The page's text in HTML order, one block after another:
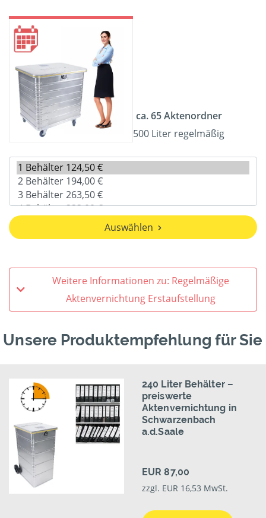
ca. 65 Aktenordner
500 Liter regelmäßig
Auswählen
Weitere Informationen zu: Regelmäßige
Aktenvernichtung Erstaufstellung
Unsere Produktempfehlung für Sie
240 Liter Behälter –
preiswerte
Aktenvernichtung in
Schwarzenbach
a.d.Saale
EUR 87,00
zzgl. EUR 16,53 MwSt.